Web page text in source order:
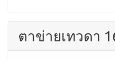
ตาข่ายเทวดา